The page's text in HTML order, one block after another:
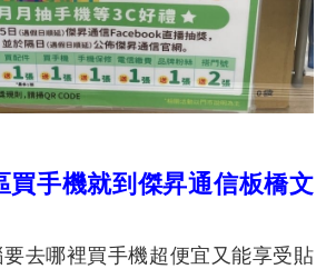
買手機就到傑昇通信板橋文
哪裡買手機超便宜又能享受貼